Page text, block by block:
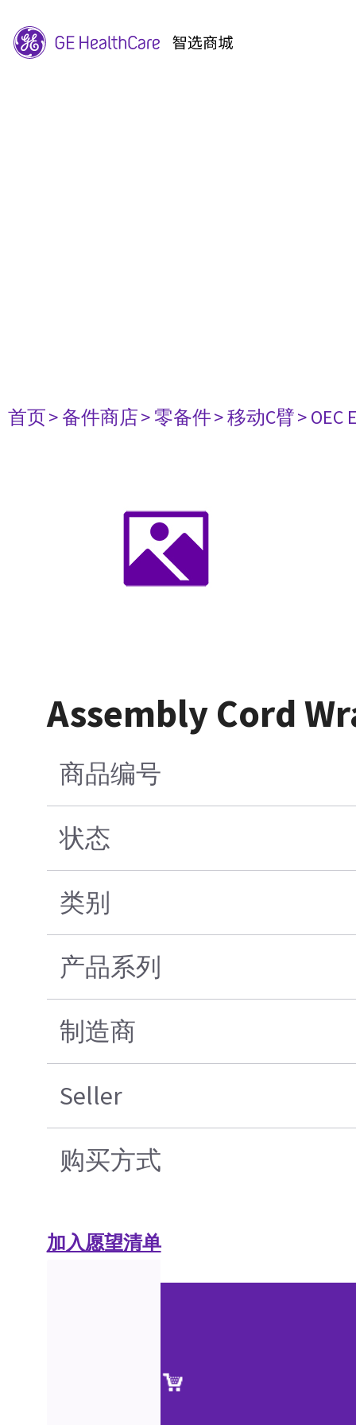
首页> 备件商店> 零备件> 移动C臂> OEC
Assembly Cord
商品编号
状态
类别
产品系列
制造商
Seller
购买方式
加入愿望清单